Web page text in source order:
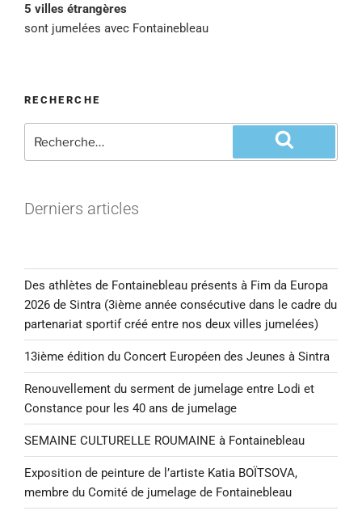
5 villes étrangères
sont jumelées avec Fontainebleau
RECHERCHE
Derniers articles
Des athlètes de Fontainebleau présents à Fim da Europa
2026 de Sintra (3ième année consécutive dans le cadre du
partenariat sportif créé entre nos deux villes jumelées)
13ième édition du Concert Européen des Jeunes à Sintra
Renouvellement du serment de jumelage entre Lodi et
Constance pour les 40 ans de jumelage
SEMAINE CULTURELLE ROUMAINE à Fontainebleau
Exposition de peinture de l’artiste Katia BOÏTSOVA,
membre du Comité de jumelage de Fontainebleau